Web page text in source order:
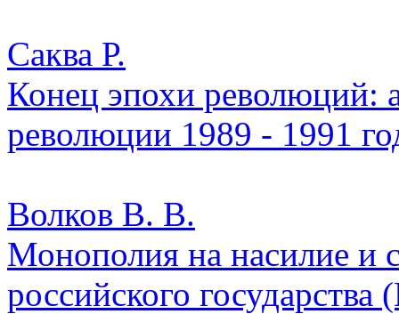
Саква Р.
Конец эпохи революций:
революции 1989 - 1991
Волков В. В.
Монополия на насилие и
российского государства